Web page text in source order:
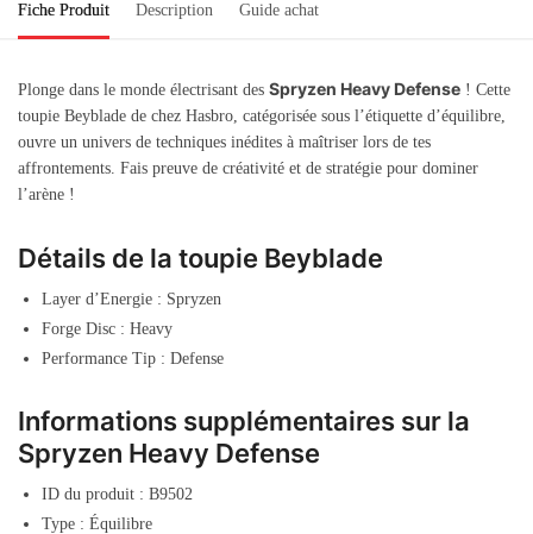
Fiche Produit Description Guide achat
Plonge dans le monde électrisant des Spryzen Heavy Defense ! Cette
toupie Beyblade de chez Hasbro, catégorisée sous l’étiquette d’équilibre,
ouvre un univers de techniques inédites à maîtriser lors de tes
affrontements. Fais preuve de créativité et de stratégie pour dominer
l’arène !
Détails de la toupie Beyblade
Layer d’Energie : Spryzen
Forge Disc : Heavy
Performance Tip : Defense
Informations supplémentaires sur la
Spryzen Heavy Defense
ID du produit : B9502
Type : Équilibre